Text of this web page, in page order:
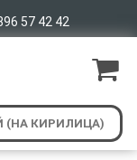
57 42 42